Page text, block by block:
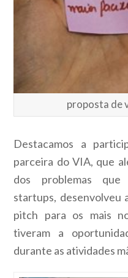
proposta de
Destacamos a
parceira do VIA, que
dos problemas que
startups, desenvolveu
pitch para os mais
tiveram a
durante as atividades